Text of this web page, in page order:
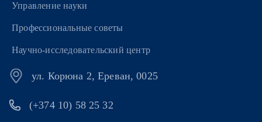
Управление науки
Профессиональные советы
Научно-исследовательский центр
ул. Корюна 2, Ереван, 0025
(+374 10) 58 25 32